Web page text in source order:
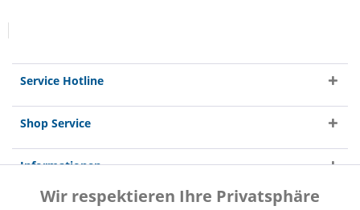
Service Hotline
Shop Service
Informationen
Funktionale Aktiv
Wir respektieren Ihre Privatsphäre